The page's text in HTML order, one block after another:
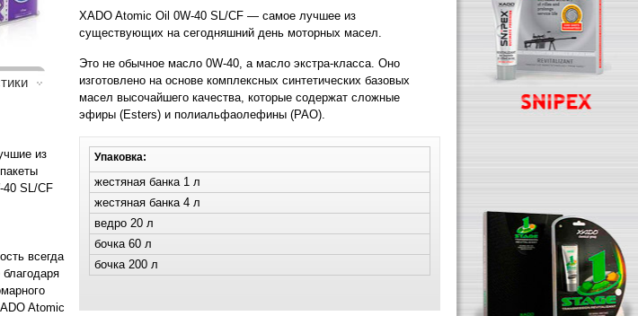
из
SL/CF
всегда
Atomic
XADO Atomic Oil 0W-40 SL/CF — самое лучшее из
существующих на сегодняшний день моторных масел.
Это не обычное масло 0W-40, а масло экстра-класса. Оно
изготовлено на основе комплексных синтетических базовых
масел высочайшего качества, которые содержат сложные
эфиры (Esters) и полиальфаолефины (РАО).
Упаковка:
жестяная банка 1 л
жестяная банка 4 л
ведро 20 л
бочка 60 л
бочка 200 л